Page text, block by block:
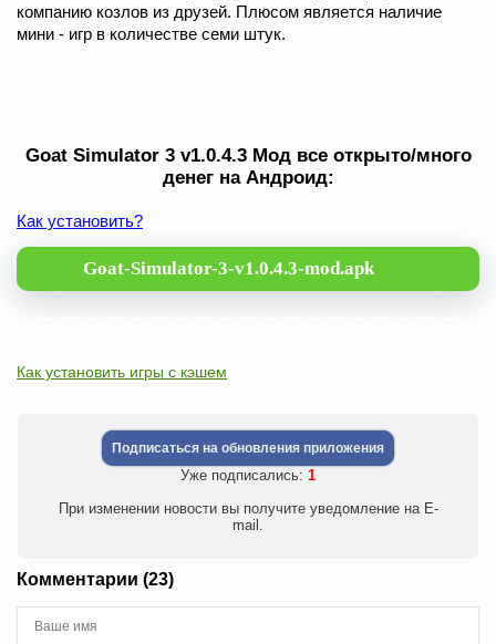
компанию козлов из друзей. Плюсом является наличие
мини - игр в количестве семи штук.
Goat Simulator 3 v1.0.4.3 Мод все открыто/много
денег на Андроид:
Как установить?
Goat-Simulator-3-v1.0.4.3-mod.apk
Как установить игры с кэшем
Подписаться на обновления приложения
Уже подписались: 1
При изменении новости вы получите уведомление на E-
mail.
Комментарии (23)